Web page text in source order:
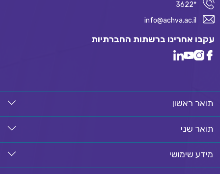
*3622
info@achva.ac.il
עקבו אחרינו ברשתות החברתיות
תואר ראשון
תואר שני
מידע שימושי